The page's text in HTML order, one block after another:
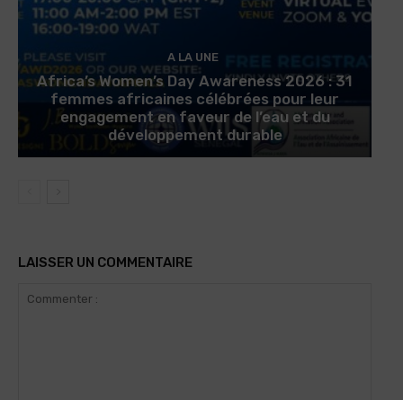
A LA UNE
Africa’s Women’s Day Awareness 2026 : 31
femmes africaines célébrées pour leur
engagement en faveur de l’eau et du
développement durable
LAISSER UN COMMENTAIRE